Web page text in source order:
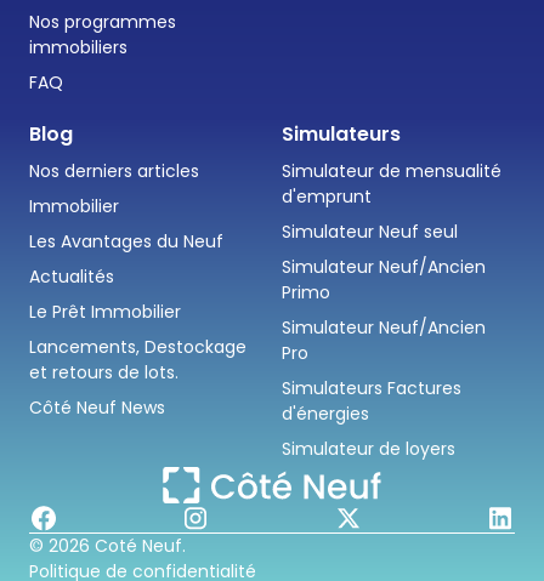
Nos programmes
immobiliers
FAQ
Blog
Nos derniers articles
Immobilier
Les Avantages du Neuf
Actualités
Le Prêt Immobilier
Lancements, Destockage
et retours de lots.
Côté Neuf News
Simulateurs
Simulateur de mensualité
d'emprunt
Simulateur Neuf seul
Simulateur Neuf/Ancien
Primo
Simulateur Neuf/Ancien
Pro
Simulateurs Factures
d'énergies
Simulateur de loyers
© 2026 Coté Neuf.
Politique de confidentialité